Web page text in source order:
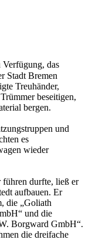
das
Stadt Bremen
Treuhänder,
beseitigen,
bergen.
und
es
wieder
durfte, ließ er
aufbauen. Er
die
Goliath
und die
Borgward GmbH .
die dreifache